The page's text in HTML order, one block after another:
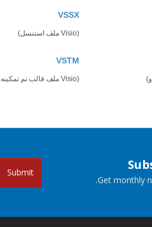
VSSX
(Visio ملف استنسل)
VSTM
(Visio ملف قالب تم تمكينه بماكرو)
Get monthly
Submit